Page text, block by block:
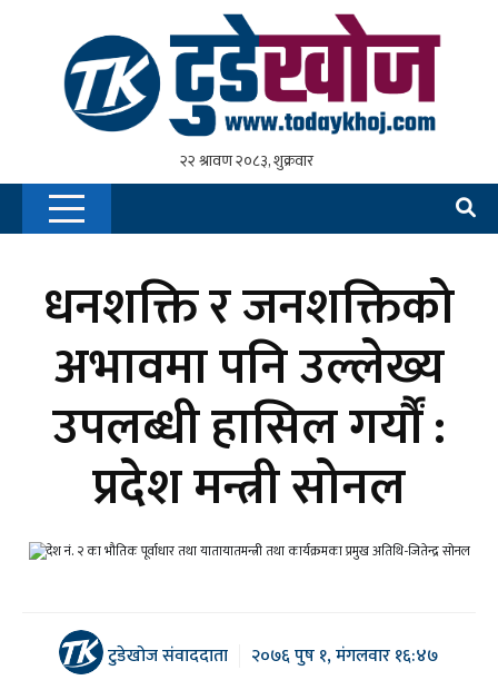
धनशक्ति र जनशक्तिको
अभावमा पनि उल्लेख्य
उपलब्धी हासिल गर्यौं :
प्रदेश मन्त्री सोनल
टुडेखोज संवाददाता २०७६ पुष १, मंगलवार १६:४७